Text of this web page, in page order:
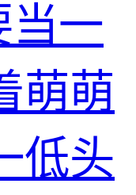
当一
萌萌
低头